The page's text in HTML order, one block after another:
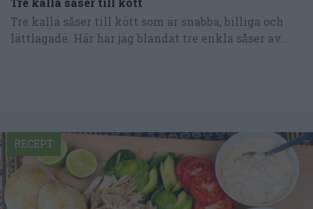
Tre kalla såser till kött som är snabba, billiga och
lättlagade. Här har jag blandat tre enkla såser av...
RECEPT